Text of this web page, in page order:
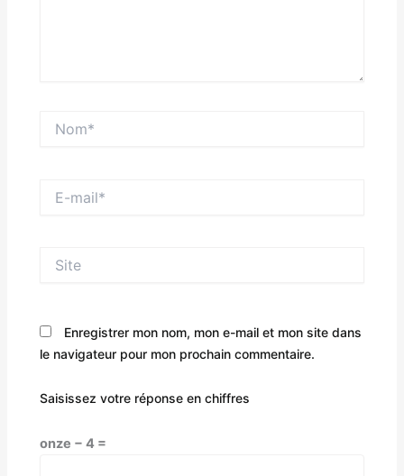
mail*
Enregistrer mon nom, mon e-mail et mon site dans
le navigateur pour mon prochain commentaire.
Saisissez votre réponse en chiffres
onze − 4 =